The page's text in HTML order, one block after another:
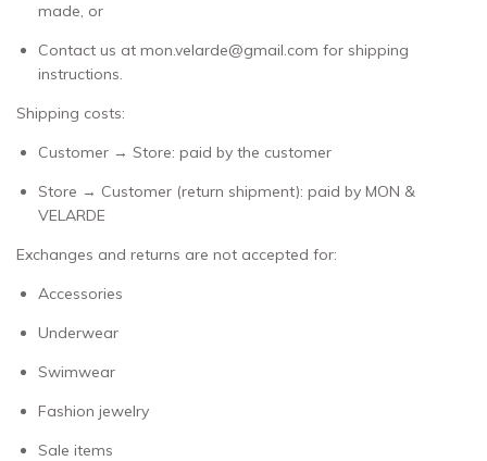
made, or
Contact us at mon.velarde@gmail.com for shipping
instructions.
Shipping costs:
Customer → Store: paid by the customer
Store → Customer (return shipment): paid by MON &
VELARDE
Exchanges and returns are not accepted for:
Accessories
Underwear
Swimwear
Fashion jewelry
Sale items